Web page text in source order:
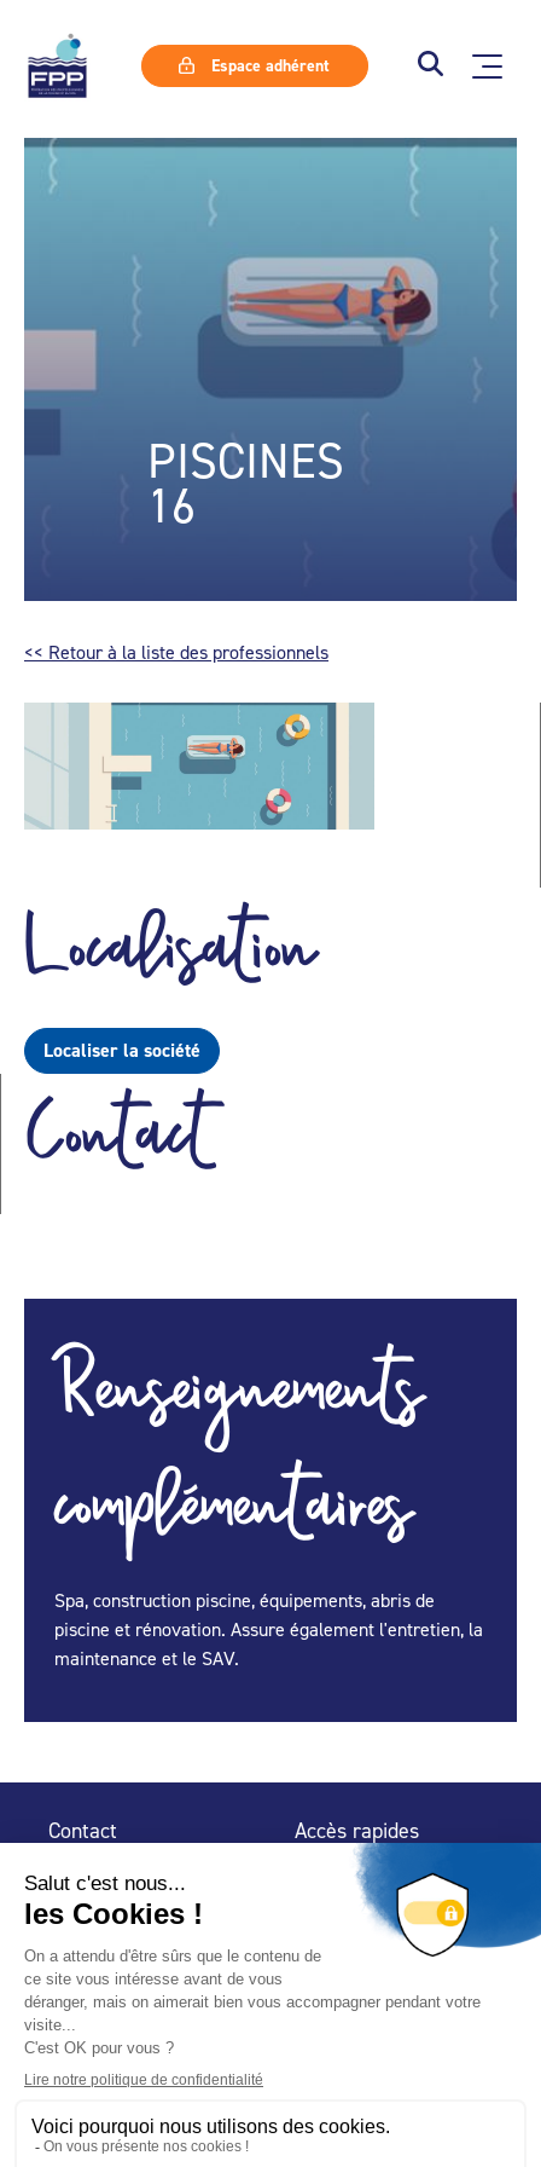
Espace adhérent
PISCINES
16
<< Retour à la liste des professionnels
Localisation
Localiser la société
Contact
Renseignements
complémentaires
Spa, construction piscine, équipements, abris de
piscine et rénovation. Assure également l'entretien, la
maintenance et le SAV.
Contact
32 rue de Mogador
75 009 Paris
Accès rapides
Espace Presse
Trouver un
professionnel
Nous suivre